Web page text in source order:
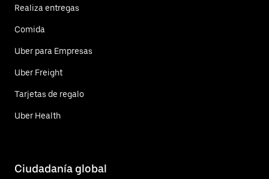
Realiza entregas
Comida
Uber para Empresas
Uber Freight
Tarjetas de regalo
Uber Health
Ciudadanía global